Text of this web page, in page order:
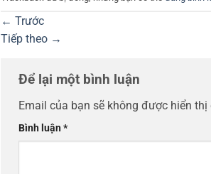
← Trước
Tiếp theo →
Để lại một bình luận
Email của bạn sẽ không được hiển thị
Bình luận*